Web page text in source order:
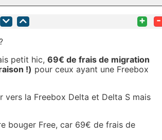
+ -
petit hic, 69€ de frais de migration
!) pour ceux ayant une Freebox
la Freebox Delta et Delta S mais
bouger Free, car 69€ de frais de